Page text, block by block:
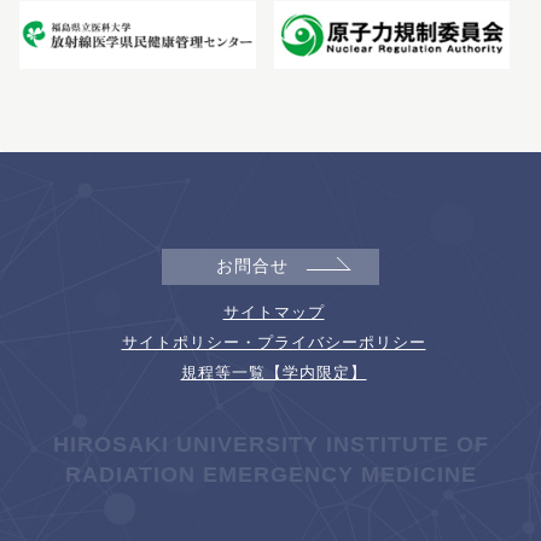
お問合せ
サイトマップ
サイトポリシー・プライバシーポリシー
規程等一覧【学内限定】
HIROSAKI UNIVERSITY INSTITUTE OF
RADIATION EMERGENCY MEDICINE